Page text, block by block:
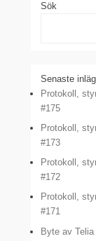
Sök
Senaste
Protokoll,
#175
Protokoll,
#173
Protokoll,
#172
Protokoll,
#171
Byte av Telia